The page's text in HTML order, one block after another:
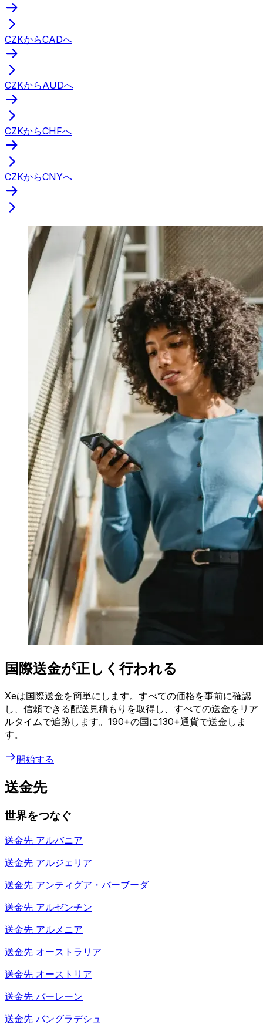
CZKからCADへ
CZKからAUDへ
CZKからCHFへ
CZKからCNYへ
国際送金が正しく行われる
Xeは国際送金を簡単にします。すべての価格を事前に確認
し、信頼できる配送見積もりを取得し、すべての送金をリア
ルタイムで追跡します。190+の国に130+通貨で送金しま
す。
開始する
送金先
世界をつなぐ
送金先 アルバニア
送金先 アルジェリア
送金先 アンティグア・バーブーダ
送金先 アルゼンチン
送金先 アルメニア
送金先 オーストラリア
送金先 オーストリア
送金先 バーレーン
送金先 バングラデシュ